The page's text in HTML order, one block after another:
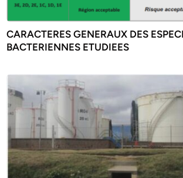
CARACTERES GENERAUX DES
BACTERIENNES ETUDIEES